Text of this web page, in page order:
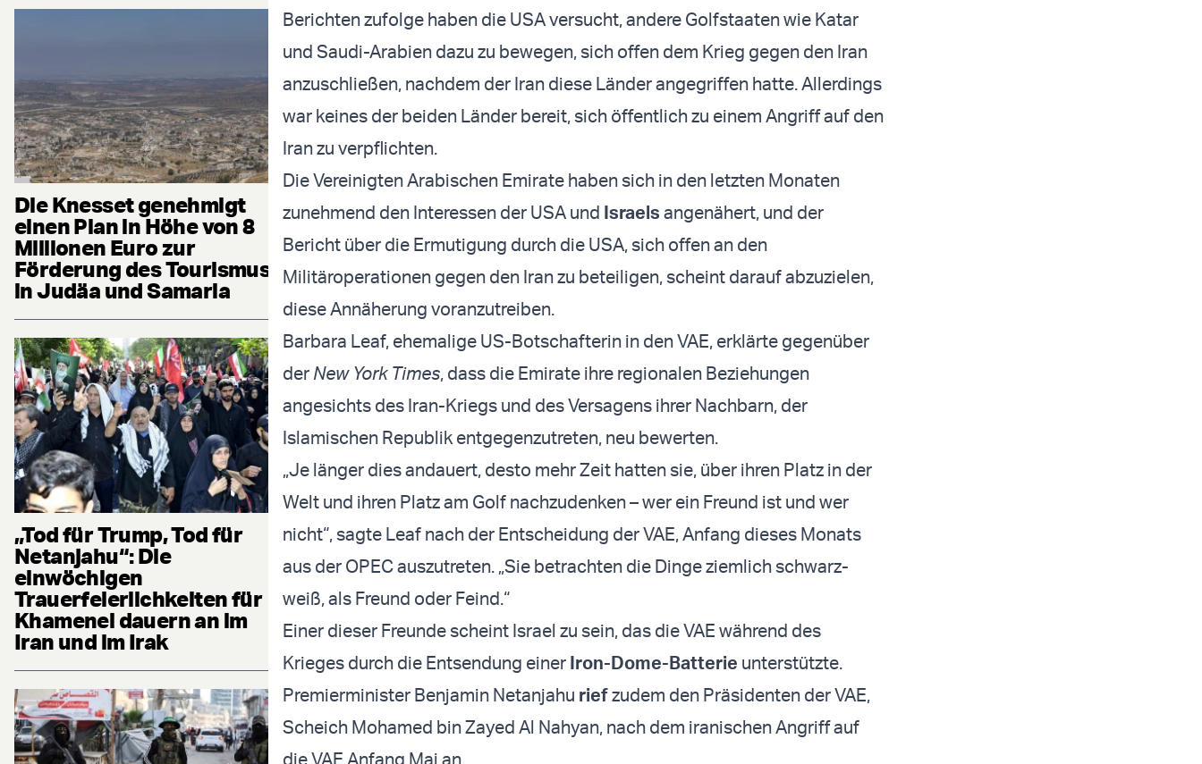
Die Knesset genehmigt
einen Plan in Höhe von 8
Millionen Euro zur
Förderung des Tourismus
in Judäa und Samaria
„Tod für Trump, Tod für
Netanjahu“: Die
einwöchigen
Trauerfeierlichkeiten für
Khamenei dauern an im
Iran und im Irak
Berichten zufolge haben die USA versucht, andere Golfstaaten wie Katar
und Saudi-Arabien dazu zu bewegen, sich offen dem Krieg gegen den Iran
anzuschließen, nachdem der Iran diese Länder angegriffen hatte. Allerdings
war keines der beiden Länder bereit, sich öffentlich zu einem Angriff auf den
Iran zu verpflichten.
Die Vereinigten Arabischen Emirate haben sich in den letzten Monaten
zunehmend den Interessen der USA und Israels angenähert, und der
Bericht über die Ermutigung durch die USA, sich offen an den
Militäroperationen gegen den Iran zu beteiligen, scheint darauf abzuzielen,
diese Annäherung voranzutreiben.
Barbara Leaf, ehemalige US-Botschafterin in den VAE, erklärte gegenüber
der New York Times, dass die Emirate ihre regionalen Beziehungen
angesichts des Iran-Kriegs und des Versagens ihrer Nachbarn, der
Islamischen Republik entgegenzutreten, neu bewerten.
„Je länger dies andauert, desto mehr Zeit hatten sie, über ihren Platz in der
Welt und ihren Platz am Golf nachzudenken – wer ein Freund ist und wer
nicht“, sagte Leaf nach der Entscheidung der VAE, Anfang dieses Monats
aus der OPEC auszutreten. „Sie betrachten die Dinge ziemlich schwarz-
weiß, als Freund oder Feind.“
Einer dieser Freunde scheint Israel zu sein, das die VAE während des
Krieges durch die Entsendung einer Iron-Dome-Batterie unterstützte.
Premierminister Benjamin Netanjahu riefzudem den Präsidenten der VAE,
Scheich Mohamed bin Zayed Al Nahyan, nach dem iranischen Angriff auf
die VAE Anfang Mai an.